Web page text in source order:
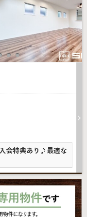
会特典あり♪最適な